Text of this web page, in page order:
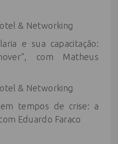
& Networking
e sua capacitação:
com Matheus
& Networking
tempos de crise: a
Eduardo Faraco